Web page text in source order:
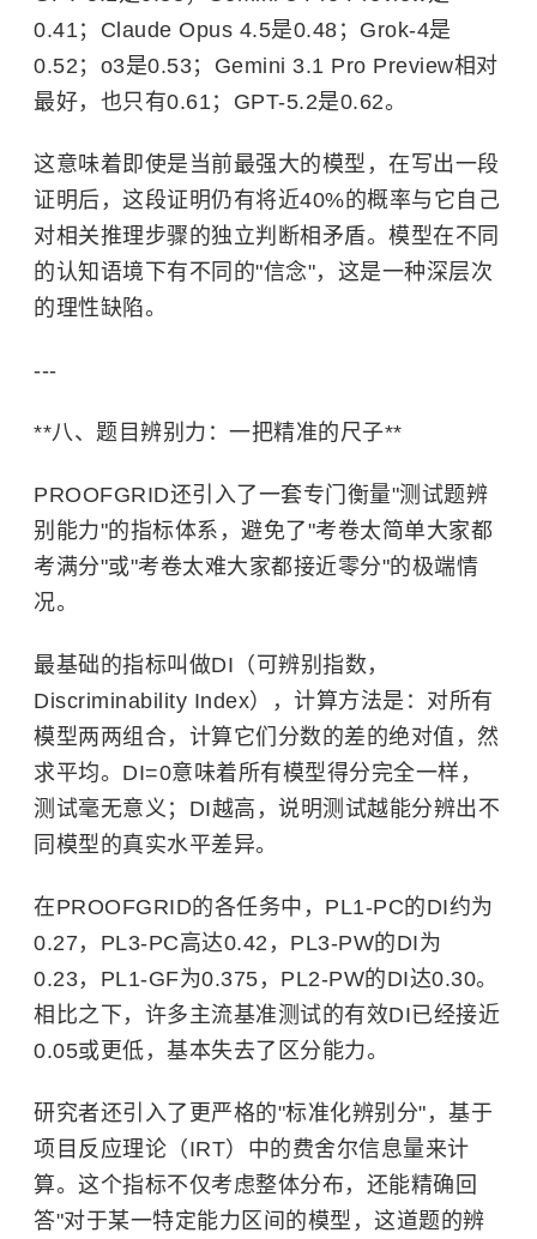
0.41；Claude Opus 4.5是0.48；Grok-4是
0.52；o3是0.53；Gemini 3.1 Pro Preview相对
最好，也只有0.61；GPT-5.2是0.62。
这意味着即使是当前最强大的模型，在写出一段
证明后，这段证明仍有将近40%的概率与它自己
对相关推理步骤的独立判断相矛盾。模型在不同
的认知语境下有不同的"信念"，这是一种深层次
的理性缺陷。
---
**八、题目辨别力：一把精准的尺子**
PROOFGRID还引入了一套专门衡量"测试题辨
别能力"的指标体系，避免了"考卷太简单大家都
考满分"或"考卷太难大家都接近零分"的极端情
况。
最基础的指标叫做DI（可辨别指数，
Discriminability Index），计算方法是：对所有
模型两两组合，计算它们分数的差的绝对值，然
求平均。DI=0意味着所有模型得分完全一样，
测试毫无意义；DI越高，说明测试越能分辨出不
同模型的真实水平差异。
在PROOFGRID的各任务中，PL1-PC的DI约为
0.27，PL3-PC高达0.42，PL3-PW的DI为
0.23，PL1-GF为0.375，PL2-PW的DI达0.30。
相比之下，许多主流基准测试的有效DI已经接近
0.05或更低，基本失去了区分能力。
研究者还引入了更严格的"标准化辨别分"，基于
项目反应理论（IRT）中的费舍尔信息量来计
算。这个指标不仅考虑整体分布，还能精确回
答"对于某一特定能力区间的模型，这道题的辨